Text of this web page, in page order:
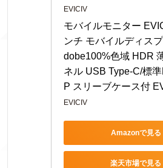
EVICIV
モバイルモニター
ンチ モバイルディス
dobe100%色域 HDR
ネル USB Type-C/標
P スリーブケース付
EVICIV
Amazonで見る
楽天市場で見る